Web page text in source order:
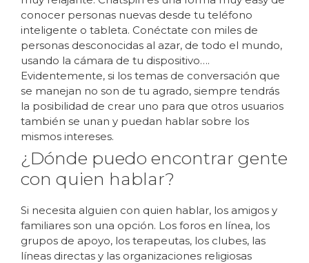
conocer personas nuevas desde tu teléfono
inteligente o tableta. Conéctate con miles de
personas desconocidas al azar, de todo el mundo,
usando la cámara de tu dispositivo….
Evidentemente, si los temas de conversación que
se manejan no son de tu agrado, siempre tendrás
la posibilidad de crear uno para que otros usuarios
también se unan y puedan hablar sobre los
mismos intereses.
¿Dónde puedo encontrar gente
con quien hablar?
Si necesita alguien con quien hablar, los amigos y
familiares son una opción. Los foros en línea, los
grupos de apoyo, los terapeutas, los clubes, las
líneas directas y las organizaciones religiosas